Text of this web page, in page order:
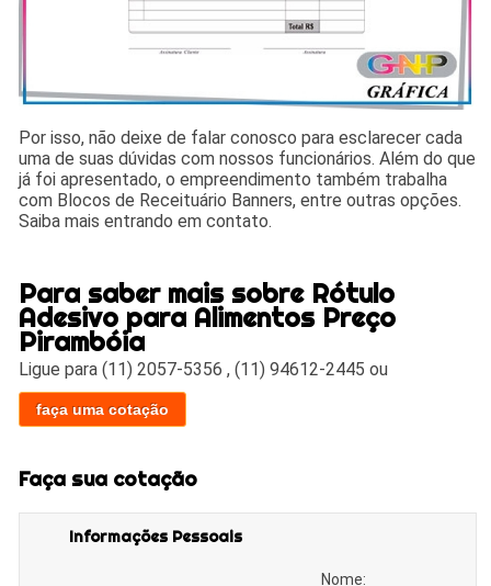
Por isso, não deixe de falar conosco para esclarecer cada
uma de suas dúvidas com nossos funcionários. Além do que
já foi apresentado, o empreendimento também trabalha
com Blocos de Receituário Banners, entre outras opções.
Saiba mais entrando em contato.
Para saber mais sobre Rótulo
Adesivo para Alimentos Preço
Pirambóia
Ligue para(11) 2057-5356 ,(11) 94612-2445 ou
faça uma cotação
Faça sua cotação
Informações Pessoais
Nome: